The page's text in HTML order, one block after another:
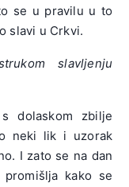
se u pravilu u to
slavi u Crkvi.
slavljenju
dolaskom zbilje
neki lik i uzorak
I zato se na dan
promišlja kako se